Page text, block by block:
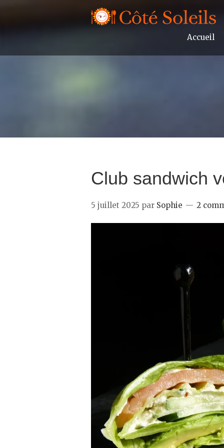
Accueil
Club sandwich
5 juillet 2025 par Sophie 2